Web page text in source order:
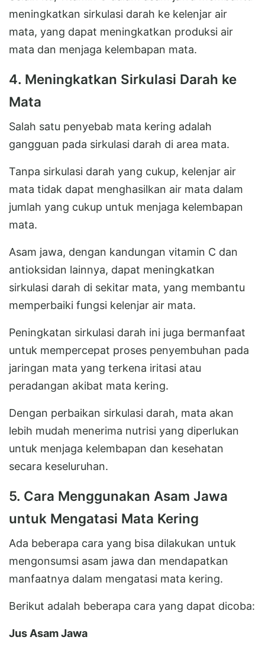
meningkatkan sirkulasi darah ke kelenjar air
mata, yang dapat meningkatkan produksi air
mata dan menjaga kelembapan mata.
4. Meningkatkan Sirkulasi Darah ke
Mata
Salah satu penyebab mata kering adalah
gangguan pada sirkulasi darah di area mata.
Tanpa sirkulasi darah yang cukup, kelenjar air
mata tidak dapat menghasilkan air mata dalam
jumlah yang cukup untuk menjaga kelembapan
mata.
Asam jawa, dengan kandungan vitamin C dan
antioksidan lainnya, dapat meningkatkan
sirkulasi darah di sekitar mata, yang membantu
memperbaiki fungsi kelenjar air mata.
Peningkatan sirkulasi darah ini juga bermanfaat
untuk mempercepat proses penyembuhan pada
jaringan mata yang terkena iritasi atau
peradangan akibat mata kering.
Dengan perbaikan sirkulasi darah, mata akan
lebih mudah menerima nutrisi yang diperlukan
untuk menjaga kelembapan dan kesehatan
secara keseluruhan.
5. Cara Menggunakan Asam Jawa
untuk Mengatasi Mata Kering
Ada beberapa cara yang bisa dilakukan untuk
mengonsumsi asam jawa dan mendapatkan
manfaatnya dalam mengatasi mata kering.
Berikut adalah beberapa cara yang dapat dicoba:
Jus Asam Jawa